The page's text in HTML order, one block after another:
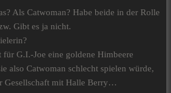
Als Catwoman? Habe beide in der Rolle
Gibt es ja nicht.
für G.I.-Joe eine goldene Himbeere
also Catwoman schlecht spielen würde,
Gesellschaft mit Halle Berry…